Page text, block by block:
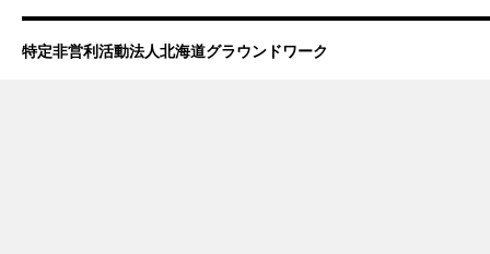
特定非営利活動法人北海道グラウンドワーク